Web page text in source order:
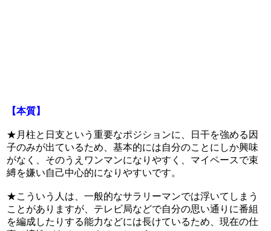
【本質】
★月柱と日支という重要なポジションに、日干を強める因
子のみが出ているため、基本的には自分のことにしか興味
がなく、そのうえワンマンになりやすく、マイペースで束
縛を嫌い自己中心的になりやすいです。
★こういう人は、一般的なサラリーマンでは浮いてしまう
ことがありますが、テレビ局などで自分の思い通りに番組
を編成したりする能力などには長けているため、現在の仕